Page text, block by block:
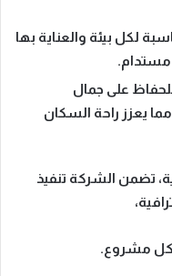
لكل بيئة والعناية بها
على جمال
مما يعزز راحة السكان
، تضمن الشركة تنفيذ
كل مشروع.